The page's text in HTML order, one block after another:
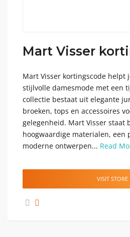
Mart Visser
Mart Visser kortingscode helpt
stijlvolle damesmode met een
collectie bestaat uit elegante
broeken, tops en accessoires
gelegenheid. Mart Visser staat
hoogwaardige materialen, een
moderne ontwerpen... Read
VISIT STORE